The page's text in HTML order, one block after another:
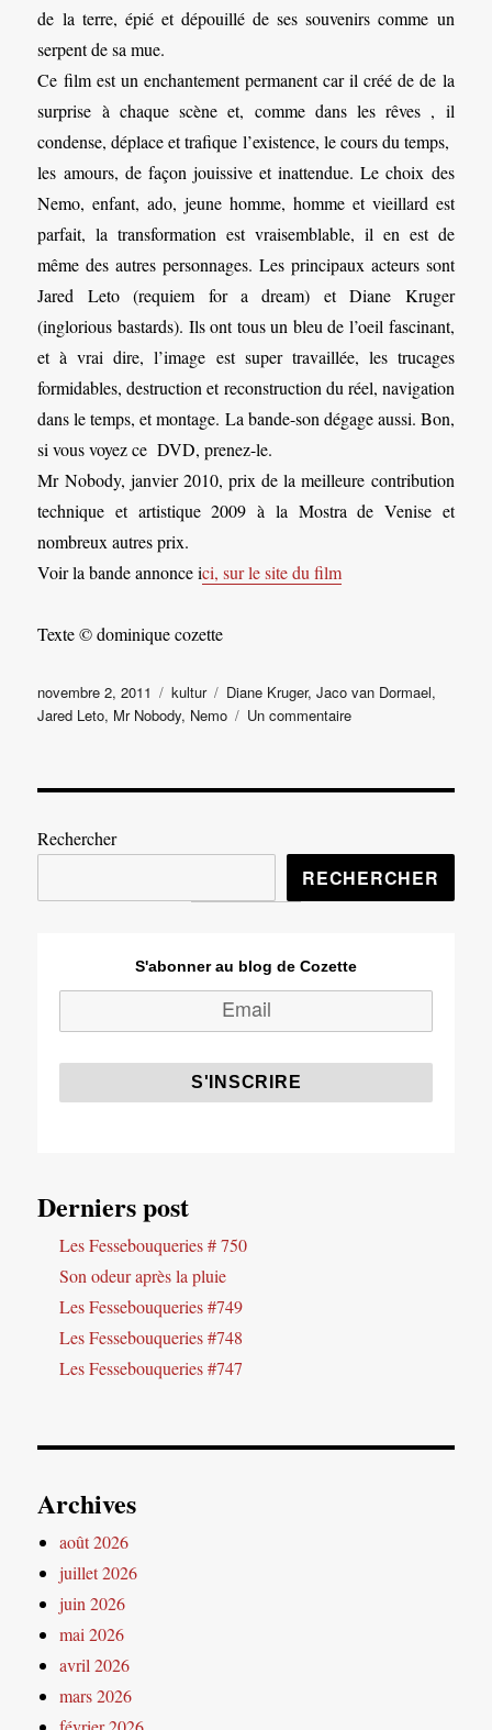
de la terre, épié et dépouillé de ses souvenirs comme un
serpent de sa mue.
Ce film est un enchantement permanent car il créé de de la
surprise à chaque scène et, comme dans les rêves , il
condense, déplace et trafique l’existence, le cours du temps,
les amours, de façon jouissive et inattendue. Le choix des
Nemo, enfant, ado, jeune homme, homme et vieillard est
parfait, la transformation est vraisemblable, il en est de
même des autres personnages. Les principaux acteurs sont
Jared Leto (requiem for a dream) et Diane Kruger
(inglorious bastards). Ils ont tous un bleu de l’oeil fascinant,
et à vrai dire, l’image est super travaillée, les trucages
formidables, destruction et reconstruction du réel, navigation
dans le temps, et montage. La bande-son dégage aussi. Bon,
si vous voyez ce DVD, prenez-le.
Mr Nobody, janvier 2010, prix de la meilleure contribution
technique et artistique 2009 à la Mostra de Venise et
nombreux autres prix.
Voir la bande annonce ici, sur le site du film
Texte © dominique cozette
Publié
le
novembre 2, 2011 Catégories
kultur Étiquettes
Diane Kruger,Jaco van Dormael,
Jared Leto, Mr Nobody, Nemo Un commentairesur
c’est
Rechercher
RECHERCHER
S'abonner au blog de Cozette
Derniers post
Les Fessebouqueries # 750
Son odeur après la pluie
Les Fessebouqueries #749
Les Fessebouqueries #748
Les Fessebouqueries #747
Archives
août 2026
juillet 2026
juin 2026
mai 2026
avril 2026
mars 2026